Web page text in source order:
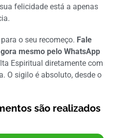
felicidade está a apenas
o seu recomeço. Fale
mesmo pelo WhatsApp
Espiritual diretamente com
O sigilo é absoluto, desde o
são realizados